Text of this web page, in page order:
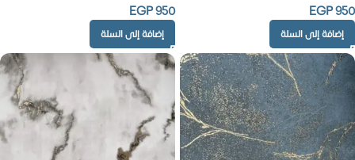
EGP950
إضافة إلى السلة
EGP950
إضافة إلى السلة